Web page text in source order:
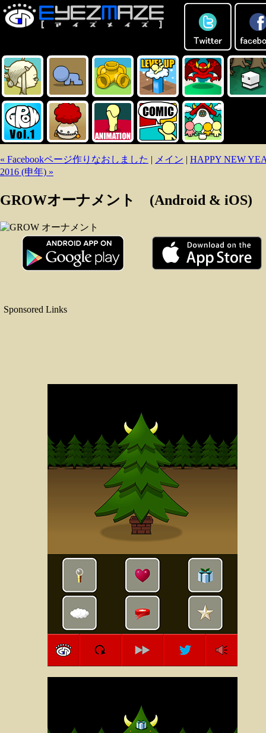
« Facebookページ作りなおしました | メイン | HAPPY NEW
2016 (申年) »
GROWオーナメント (Android & iOS)
Sponsored Links